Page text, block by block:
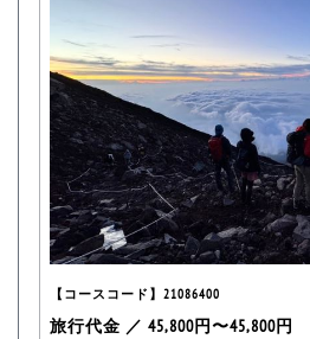
【コースコード】21086400
旅行代金 ／ 45,800円〜45,800円